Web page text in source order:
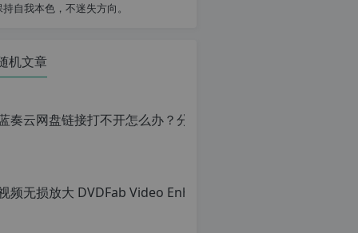
持自我本色，不迷失方向。
机文章